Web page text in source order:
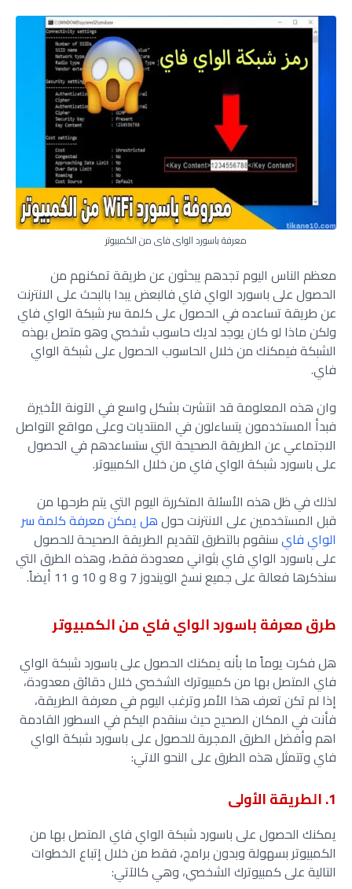
معرفة باسورد الواي فاي من الكمبيوتر
معظم الناس اليوم تجدهم يبحثون عن طريقة تمكنهم من
الحصول على باسورد الواي فاي فالبعض يبدا بالبحث على الانترنت
عن طريقة تساعده في الحصول على كلمة سر شبكة الواي فاي
ولكن ماذا لو كان يوجد لديك حاسوب شخصي وهو متصل بهذه
الشبكة فيمكنك من خلال الحاسوب الحصول على شبكة الواي
فاي.
وان هذه المعلومة قد انتشرت بشكل واسع في الآونة الأخيرة
فبدأ المستخدمون يتساءلون في المنتديات وعلى مواقع التواصل
الاجتماعي عن الطريقة الصحيحة التي ستساعدهم في الحصول
على باسورد شبكة الواي فاي من خلال الكمبيوتر.
لذلك في ظل هذه الأسئلة المتكررة اليوم التي يتم طرحها من
قبل المستخدمين على الانترنت حولهل يمكن معرفة كلمة سر
الواي فايسنقوم بالتطرق لتقديم الطريقة الصحيحة للحصول
على باسورد الواي فاي بثواني معدودة فقط، وهذه الطرق التي
سنذكرها فعالة على جميع نسخ الويندوز 7 و 8 و 10 و 11 أيضاً
.
طرق معرفة باسورد الواي فاي من الكمبيوتر
هل فكرت يوماً ما بأنه يمكنك الحصول على باسورد شبكة الواي
فاي المتصل بها من كمبيوترك الشخصي خلال دقائق معدودة،
إذا لم تكن تعرف هذا الأمر وترغب اليوم في معرفة الطريقة،
فأنت في المكان الصحيح حيث سنقدم اليكم في السطور القادمة
اهم وأفضل الطرق المجربة للحصول على باسورد شبكة الواي
فاي وتتمثل هذه الطرق على النحو الاتي:
1. الطريقة الأولى
يمكنك الحصول على باسورد شبكة الواي فاي المتصل بها من
الكمبيوتر بسهولة وبدون برامج، فقط من خلال إتباع الخطوات
التالية على كمبيوترك الشخصي، وهي كالآتي: